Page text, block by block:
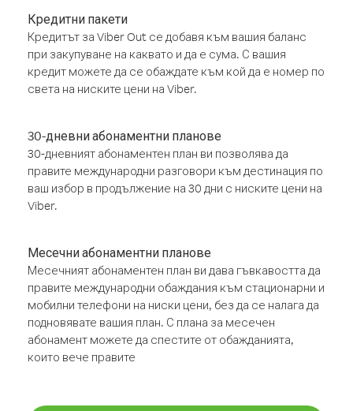
Кредитни пакети
Кредитът за Viber Out се добавя към вашия баланс
при закупуване на каквато и да е сума. С вашия
кредит можете да се обаждате към кой да е номер по
света на ниските цени на Viber.
30-дневни абонаментни планове
30-дневният абонаментен план ви позволява да
правите международни разговори към дестинация по
ваш избор в продължение на 30 дни с ниските цени на
Viber.
Месечни абонаментни планове
Месечният абонаментен план ви дава гъвкавостта да
правите международни обаждания към стационарни и
мобилни телефони на ниски цени, без да се налага да
подновявате вашия план. С плана за месечен
абонамент можете да спестите от обажданията,
които вече правите